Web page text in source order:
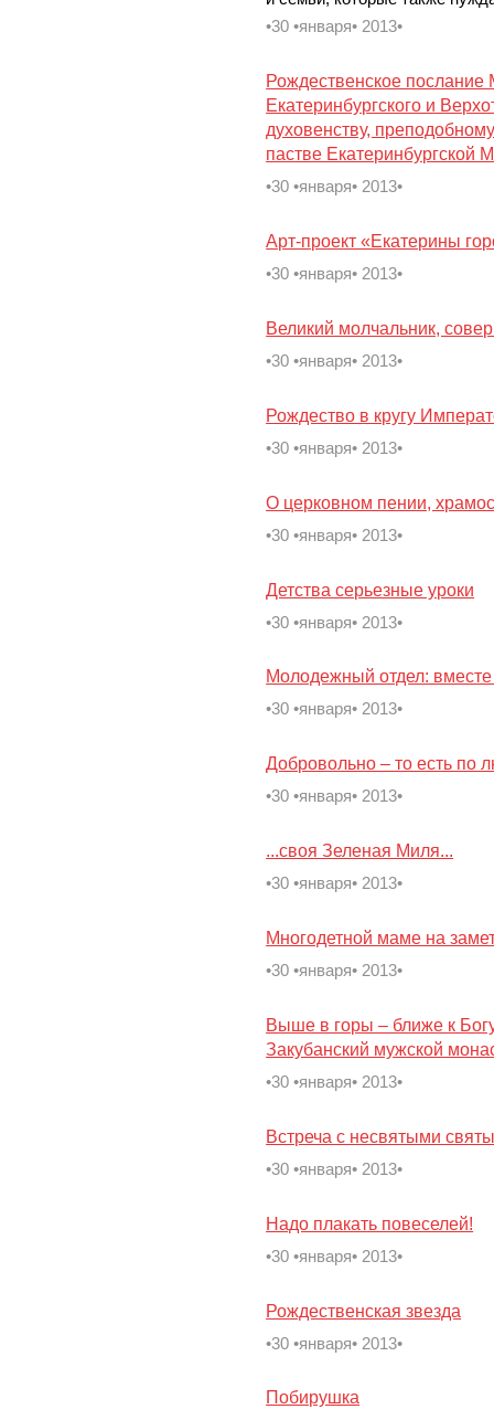
•30 •января• 2013•
Рождественское послание
Екатеринбургского и
духовенству,
пастве Екатеринбургской
•30 •января• 2013•
Арт-проект «Екатерины
•30 •января• 2013•
Великий молчальник,
•30 •января• 2013•
Рождество в кругу
•30 •января• 2013•
О церковном пении,
•30 •января• 2013•
Детства серьезные уроки
•30 •января• 2013•
Молодежный отдел: вместе
•30 •января• 2013•
Добровольно – то есть по
•30 •января• 2013•
...своя Зеленая Миля...
•30 •января• 2013•
Многодетной маме на
•30 •января• 2013•
Выше в горы – ближе к
Закубанский мужской
•30 •января• 2013•
Встреча с несвятыми
•30 •января• 2013•
Надо плакать повеселей!
•30 •января• 2013•
Рождественская звезда
•30 •января• 2013•
Побирушка